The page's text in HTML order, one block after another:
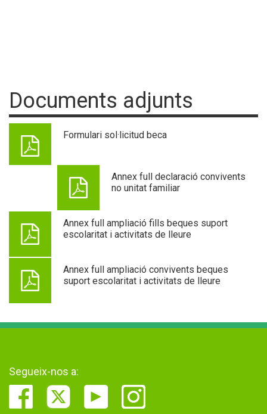
Documents adjunts
Formulari sol·licitud beca
Annex full declaració convivents
no unitat familiar
Annex full ampliació fills beques suport
escolaritat i activitats de lleure
Annex full ampliació convivents beques
suport escolaritat i activitats de lleure
Segueix-nos a: